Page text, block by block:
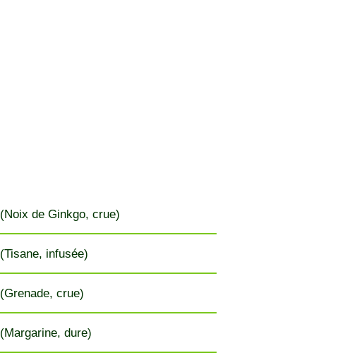
(Noix de Ginkgo, crue)
(Tisane, infusée)
(Grenade, crue)
(Margarine, dure)